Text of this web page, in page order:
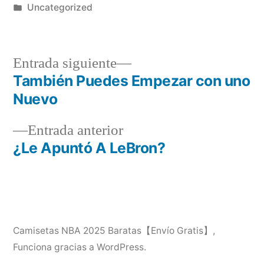
por
Publicado
Uncategorized
Navegación
entradas
Entrada anteriorEntrada
anterior:
¿Le Apuntó A LeBron?
Entrada siguiente
Entrada
siguiente:
También Puedes Empezar con uno
Nuevo
Camisetas NBA 2025 Baratas【Envío Gratis】
,
Funciona gracias a WordPress.